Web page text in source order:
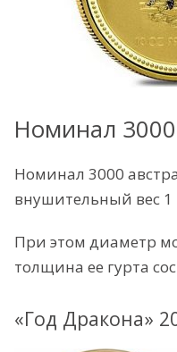
Номинал
Номинал 3000
внушительный вес 1
При этом диаметр
толщина ее гурта
«Год Дракона»